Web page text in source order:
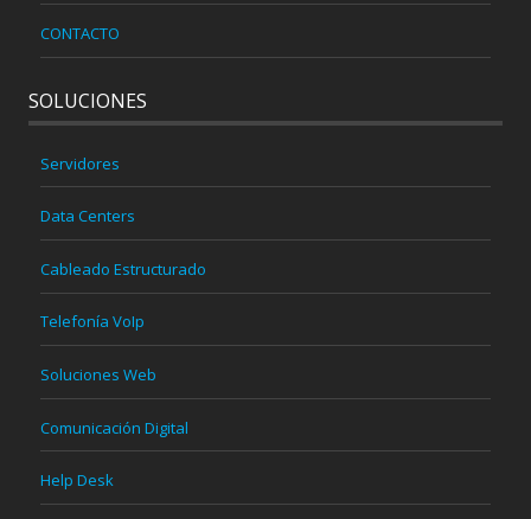
CONTACTO
SOLUCIONES
Servidores
Data Centers
Cableado Estructurado
Telefonía VoIp
Soluciones Web
Comunicación Digital
Help Desk